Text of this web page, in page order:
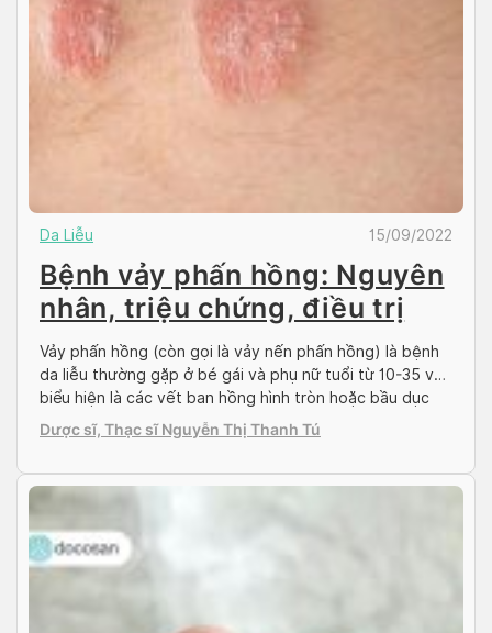
Da Liễu 15/09/2022
Bệnh vảy phấn hồng: Nguyên
nhân, triệu chứng, điều trị
Vảy phấn hồng (còn gọi là vảy nến phấn hồng) là bệnh
da liễu thường gặp ở bé gái và phụ nữ tuổi từ 10-35 với
biểu hiện là các vết ban hồng hình tròn hoặc bầu dục
trên cơ thể. Mời bạn đọc tìm hiểu về bệnh vảy phấn
hồng trong bài viết sau […]
Dược sĩ, Thạc sĩ Nguyễn Thị Thanh Tú